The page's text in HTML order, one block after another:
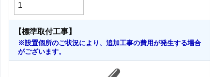
【標準取付工事】
※設置個所のご状況により、追加工事の費用が発生する場合
がございます。